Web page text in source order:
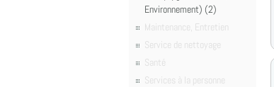
Environnement) (2)
Maintenance, Entretien
Service de nettoyage
Santé
Services à la personne